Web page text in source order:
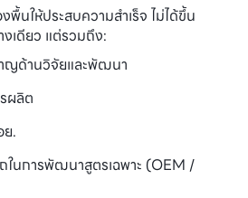
พื้นให้ประสบความสำเร็จ ไม่ได้ขึ้น
เดียว แต่รวมถึง:
ญด้านวิจัยและพัฒนา
ผลิต
.
ในการพัฒนาสูตรเฉพาะ (OEM /